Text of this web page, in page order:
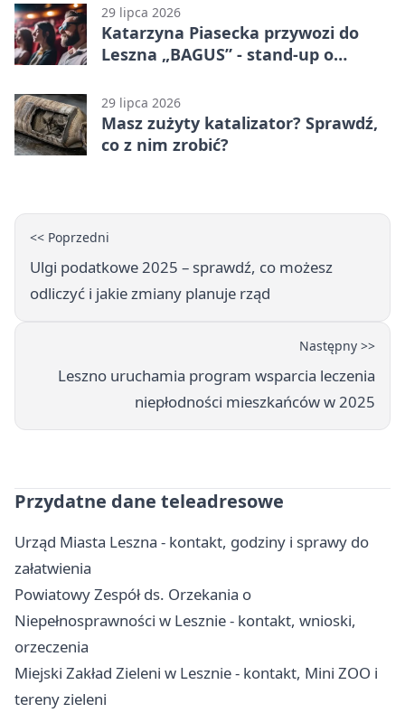
29 lipca 2026
Katarzyna Piasecka przywozi do
Leszna „BAGUS” - stand-up o
29 lipca 2026
Masz zużyty katalizator? Sprawdź,
co z nim zrobić?
<< Poprzedni
Ulgi podatkowe 2025 – sprawdź, co możesz
odliczyć i jakie zmiany planuje rząd
Następny >>
Leszno uruchamia program wsparcia leczenia
niepłodności mieszkańców w 2025
Przydatne dane teleadresowe
Urząd Miasta Leszna - kontakt, godziny i sprawy do
załatwienia
Powiatowy Zespół ds. Orzekania o
Niepełnosprawności w Lesznie - kontakt, wnioski,
orzeczenia
Miejski Zakład Zieleni w Lesznie - kontakt, Mini ZOO i
tereny zieleni